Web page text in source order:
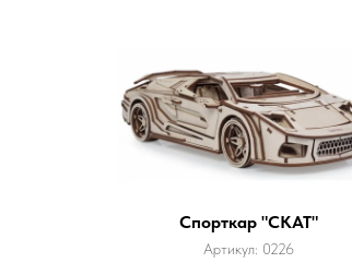
Спорткар "СКАТ"
Артикул: 0226